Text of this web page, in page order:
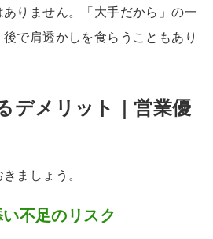
りません。「大手だから」の一
で肩透かしを食らうこともあり
デメリット｜営業優
ましょう。
不足のリスク